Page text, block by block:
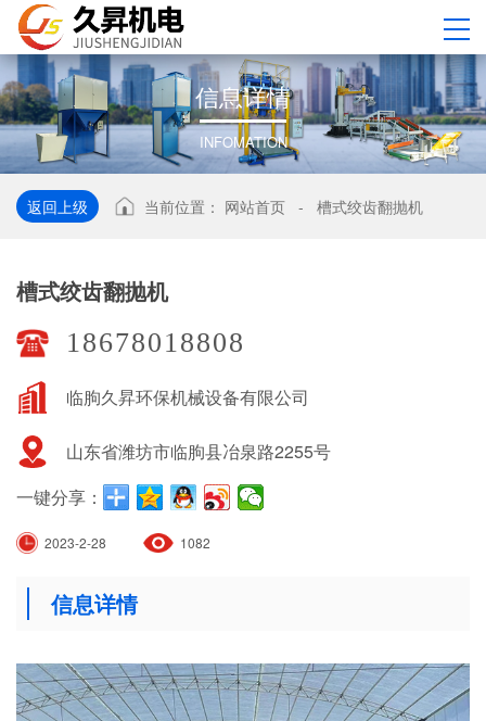
信息详情
INFOMATION
返回上级 当前位置： 网站首页 - 槽式绞齿翻抛机
槽式绞齿翻抛机
18678018808
临朐久昇环保机械设备有限公司
山东省潍坊市临朐县冶泉路2255号
一键分享：
2023-2-28 1082
信息详情